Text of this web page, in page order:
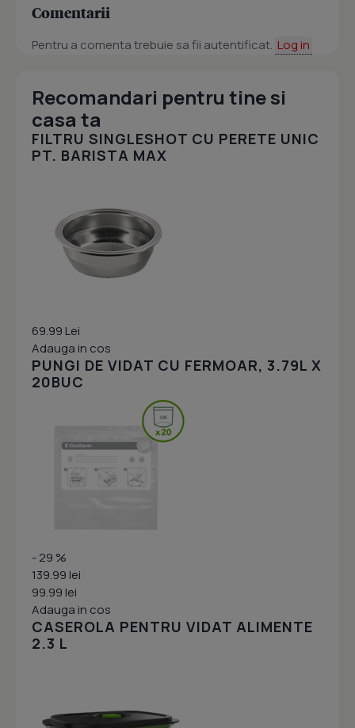
Comentarii
Pentru a comenta trebuie sa fii autentificat. Log in
Recomandari pentru tine si
casa ta
FILTRU SINGLESHOT CU PERETE UNIC
PT. BARISTA MAX
69.99 Lei
Adauga in cos
PUNGI DE VIDAT CU FERMOAR, 3.79L X
20BUC
- 29 %
139.99 lei
99.99 lei
Adauga in cos
CASEROLA PENTRU VIDAT ALIMENTE
2.3 L